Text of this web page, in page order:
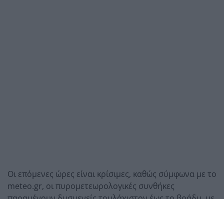
Οι επόμενες ώρες είναι κρίσιμες, καθώς σύμφωνα με το
meteo.gr, οι πυρομετεωρολογικές συνθήκες